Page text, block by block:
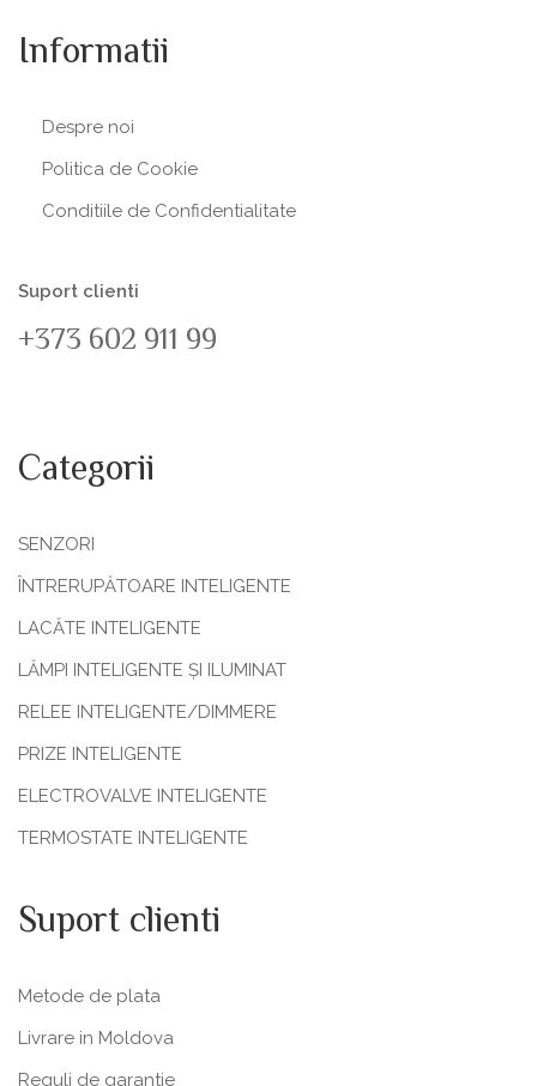
Informatii
Despre noi
Politica de Сookie
Conditiile de Confidentialitate
Suport clienti
+373 602 911 99
Categorii
SENZORI
ÎNTRERUPĂTOARE INTELIGENTE
LACĂTE INTELIGENTE
LĂMPI INTELIGENTE ȘI ILUMINAT
RELEE INTELIGENTE/DIMMERE
PRIZE INTELIGENTE
ELECTROVALVE INTELIGENTE
TERMOSTATE INTELIGENTE
Suport clienti
Metode de plata
Livrare in Moldova
Reguli de garantie